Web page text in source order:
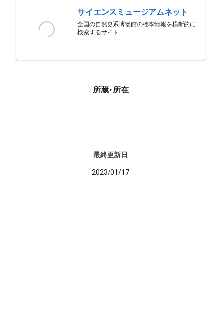
サイエンスミュージアムネット
全国の自然史系博物館の標本情報を横断的に
検索するサイト
所蔵・所在
最終更新日
2023/01/17